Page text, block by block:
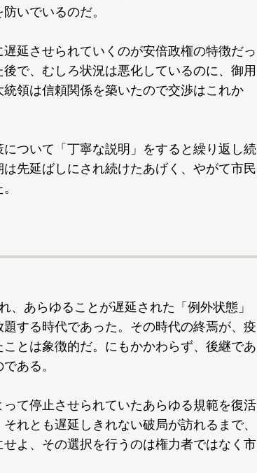
いでいるのだ。
延させられていくのが安倍政権の特徴だっ
で、むしろ状況は悪化しているのに、御用
領は信頼関係を築いたので交渉はこれか
ついて「丁寧な説明」をすると繰り返し続
先延ばしにされ続けたあげく、やがて市民
あらゆることが遅延された「例外状態」
する時代であった。その時代の終焉が、疫
とは象徴的だ。にもかかわらず、後継であ
ある。
て停止させられていたあらゆる規範を復活
れとも遅延しきれない破局が訪れるまで、
よ、その選択を行うのは権力者ではなく市